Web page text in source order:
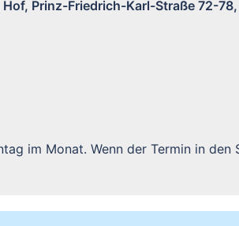
Prinz-Friedrich-Karl-Straße 72-
im Monat. Wenn der Termin in den